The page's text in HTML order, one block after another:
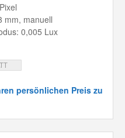
mm, manuell
0,005 Lux
persönlichen Preis zu